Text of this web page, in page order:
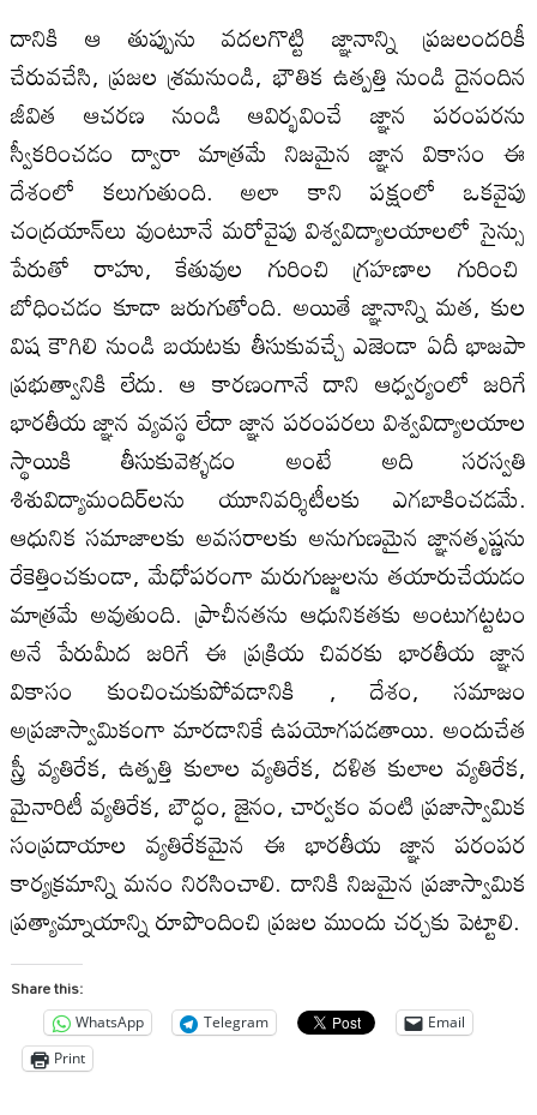
దానికి ఆ తుప్పును వదలగొట్టి జ్ఞానాన్ని ప్రజలందరికీ
చేరువచేసి, ప్రజల శ్రమనుండి, భౌతిక ఉత్పత్తి నుండి దైనందిన
జీవిత ఆచరణ నుండి ఆవిర్భవించే జ్ఞాన పరంపరను
స్వీకరించడం ద్వారా మాత్రమే నిజమైన జ్ఞాన వికాసం ఈ
దేశంలో కలుగుతుంది. అలా కాని పక్షంలో ఒకవైపు
చంద్రయాన్‌లు వుంటూనే మరోవైపు విశ్వవిద్యాలయాలలో సైన్సు
పేరుతో రాహు, కేతువుల గురించి గ్రహణాల గురించి
బోధించడం కూడా జరుగుతోంది. అయితే జ్ఞానాన్ని మత, కుల
విష కౌగిలి నుండి బయటకు తీసుకువచ్చే ఎజెండా ఏదీ భాజపా
ప్రభుత్వానికి లేదు. ఆ కారణంగానే దాని ఆధ్వర్యంలో జరిగే
భారతీయ జ్ఞాన వ్యవస్థ లేదా జ్ఞాన పరంపరలు విశ్వవిద్యాలయాల
స్థాయికి తీసుకువెళ్ళడం అంటే అది సరస్వతి
శిశువిద్యామందిర్‌లను యూనివర్శిటీలకు ఎగబాకించడమే.
ఆధునిక సమాజాలకు అవసరాలకు అనుగుణమైన జ్ఞానతృష్ణను
రేకెత్తించకుండా, మేధోపరంగా మరుగుజ్జులను తయారుచేయడం
మాత్రమే అవుతుంది. ప్రాచీనతను ఆధునికతకు అంటుగట్టటం
అనే పేరుమీద జరిగే ఈ ప్రక్రియ చివరకు భారతీయ జ్ఞాన
వికాసం కుంచించుకుపోవడానికి , దేశం, సమాజం
అప్రజాస్వామికంగా మారడానికే ఉపయోగపడతాయి. అందుచేత
స్త్రీ వ్యతిరేక, ఉత్పత్తి కులాల వ్యతిరేక, దళిత కులాల వ్యతిరేక,
మైనారిటీ వ్యతిరేక, బౌద్ధం, జైనం, చార్వకం వంటి ప్రజాస్వామిక
సంప్రదాయాల వ్యతిరేకమైన ఈ భారతీయ జ్ఞాన పరంపర
కార్యక్రమాన్ని మనం నిరసించాలి. దానికి నిజమైన ప్రజాస్వామిక
ప్రత్యామ్నాయాన్ని రూపొందించి ప్రజల ముందు చర్చకు పెట్టాలి.
Share this:
WhatsApp Telegram
Email
Print